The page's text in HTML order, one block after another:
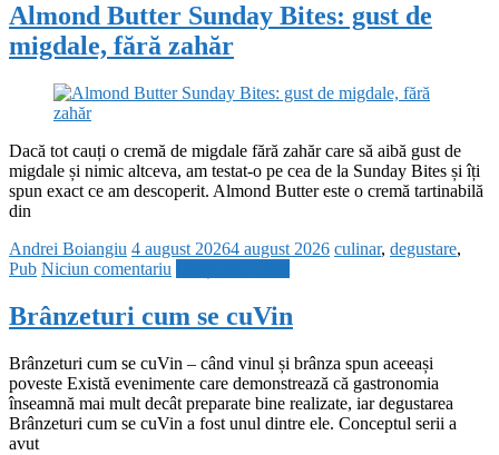
Almond Butter Sunday Bites: gust de
migdale, fără zahăr
Dacă tot cauți o cremă de migdale fără zahăr care să aibă gust de
migdale și nimic altceva, am testat-o pe cea de la Sunday Bites și îți
spun exact ce am descoperit. Almond Butter este o cremă tartinabilă
din
Andrei Boiangiu 4 august 20264 august 2026 culinar, degustare,
Pub Niciun comentariu
Brânzeturi cum se cuVin
Brânzeturi cum se cuVin – când vinul și brânza spun aceeași
poveste Există evenimente care demonstrează că gastronomia
înseamnă mai mult decât preparate bine realizate, iar degustarea
Brânzeturi cum se cuVin a fost unul dintre ele. Conceptul serii a
avut